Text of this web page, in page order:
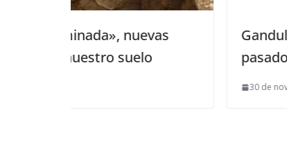
Gandul. El nombre de
pasado